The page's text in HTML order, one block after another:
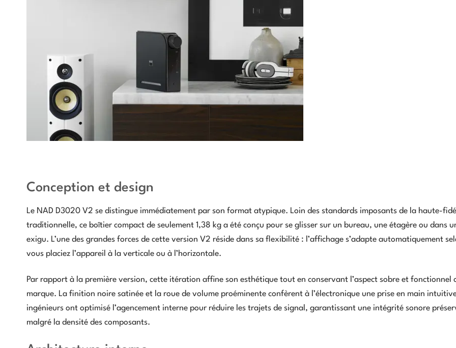
Conception et design
Le NAD D3020 V2 se distingue immédiatement par son format atypique. Loin des standards imposants de la haute-
traditionnelle, ce boîtier compact de seulement 1,38 kg a été conçu pour se glisser sur un bureau, une étagère ou dans
exigu. L’une des grandes forces de cette version V2 réside dans sa flexibilité : l’affichage s’adapte automatiquement
vous placiez l’appareil à la verticale ou à l’horizontale.
Par rapport à la première version, cette itération affine son esthétique tout en conservant l’aspect sobre et fonctionnel
marque. La finition noire satinée et la roue de volume proéminente confèrent à l’électronique une prise en main
ingénieurs ont optimisé l’agencement interne pour réduire les trajets de signal, garantissant une intégrité sonore
malgré la densité des composants.